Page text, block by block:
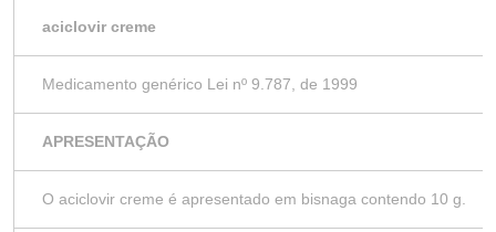
aciclovir creme
Medicamento genérico Lei nº 9.787, de 1999
APRESENTAÇÃO
O aciclovir creme é apresentado em bisnaga contendo 10 g.